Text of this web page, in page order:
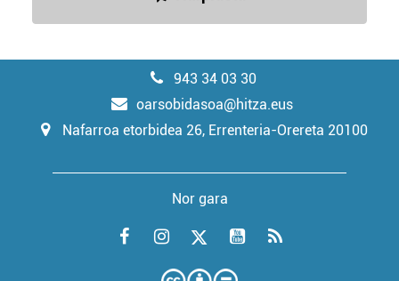
943 34 03 30
oarsobidasoa@hitza.eus
Nafarroa etorbidea 26, Errenteria-Orereta 20100
Nor gara